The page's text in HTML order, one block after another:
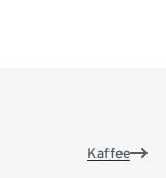
Kaffee